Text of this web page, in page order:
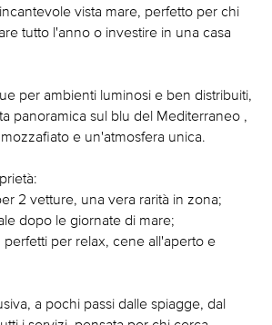
vista mare, perfetto per chi
tutto l'anno o investire in una casa
per ambienti luminosi e ben distribuiti,
panoramica sul blu del Mediterraneo ,
e un'atmosfera unica.
2 vetture, una vera rarità in zona;
dopo le giornate di mare;
perfetti per relax, cene all'aperto e
a pochi passi dalle spiagge, dal